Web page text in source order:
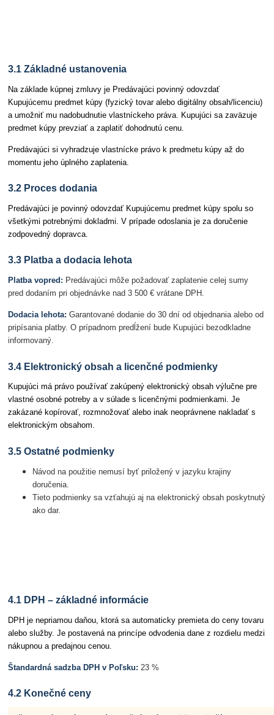
3.1 Základné ustanovenia
Na základe kúpnej zmluvy je Predávajúci povinný odovzdať
Kupujúcemu predmet kúpy (fyzický tovar alebo digitálny obsah/licenciu)
a umožniť mu nadobudnutie vlastníckeho práva. Kupujúci sa zaväzuje
predmet kúpy prevziať a zaplatiť dohodnutú cenu.
Predávajúci si vyhradzuje vlastnícke právo k predmetu kúpy až do
momentu jeho úplného zaplatenia.
3.2 Proces dodania
Predávajúci je povinný odovzdať Kupujúcemu predmet kúpy spolu so
všetkými potrebnými dokladmi. V prípade odoslania je za doručenie
zodpovedný dopravca.
3.3 Platba a dodacia lehota
Platba vopred: Predávajúci môže požadovať zaplatenie celej sumy
pred dodaním pri objednávke nad 3 500 € vrátane DPH.
Dodacia lehota:Garantované dodanie do 30 dní od objednania alebo od
pripísania platby. O prípadnom predĺžení bude Kupujúci bezodkladne
informovaný.
3.4 Elektronický obsah a licenčné podmienky
Kupujúci má právo používať zakúpený elektronický obsah výlučne pre
vlastné osobné potreby a v súlade s licenčnými podmienkami. Je
zakázané kopírovať, rozmnožovať alebo inak neoprávnene nakladať s
elektronickým obsahom.
3.5 Ostatné podmienky
Návod na použitie nemusí byť priložený v jazyku krajiny
doručenia.
Tieto podmienky sa vzťahujú aj na elektronický obsah poskytnutý
ako dar.
4.1 DPH – základné informácie
DPH je nepriamou daňou, ktorá sa automaticky premieta do ceny tovaru
alebo služby. Je postavená na princípe odvodenia dane z rozdielu medzi
nákupnou a predajnou cenou.
Štandardná sadzba DPH v Poľsku: 23 %
4.2 Konečné ceny